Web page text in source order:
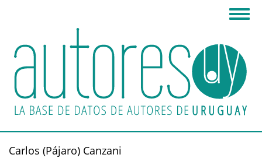
principal
Carlos (Pájaro) Canzani